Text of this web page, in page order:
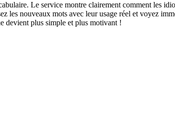
Le service montre clairement comment les
les nouveaux mots avec leur usage réel et voyez
devient plus simple et plus motivant !